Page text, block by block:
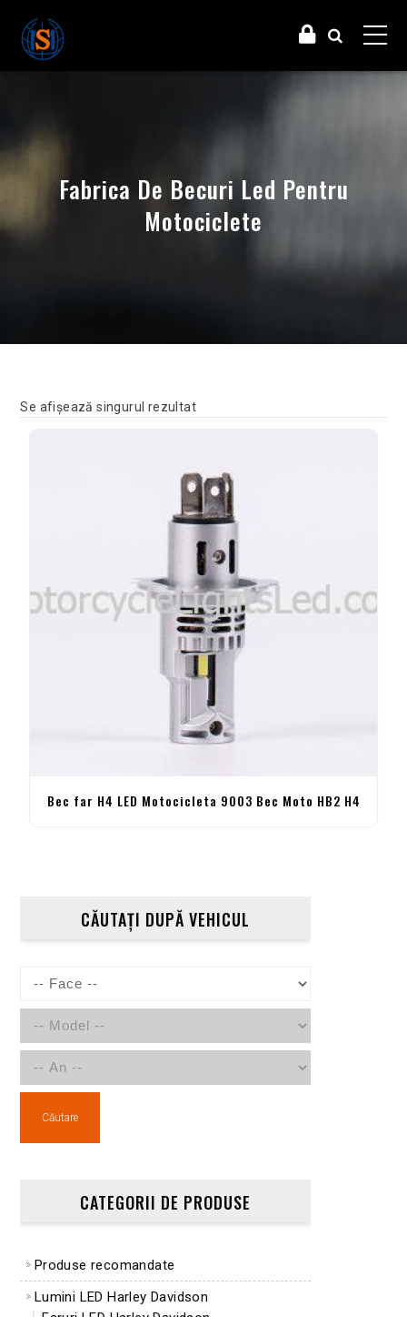
Fabrica De Becuri Led Pentru
Motociclete
Se afișează singurul rezultat
Bec far H4 LED Motocicleta 9003 Bec Moto HB2 H4
CĂUTAȚI DUPĂ VEHICUL
Căutare
CATEGORII DE PRODUSE
Produse recomandate
Lumini LED Harley Davidson